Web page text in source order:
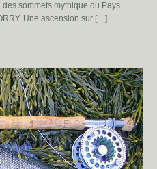
sommets mythique du Pays
Une ascension sur […]